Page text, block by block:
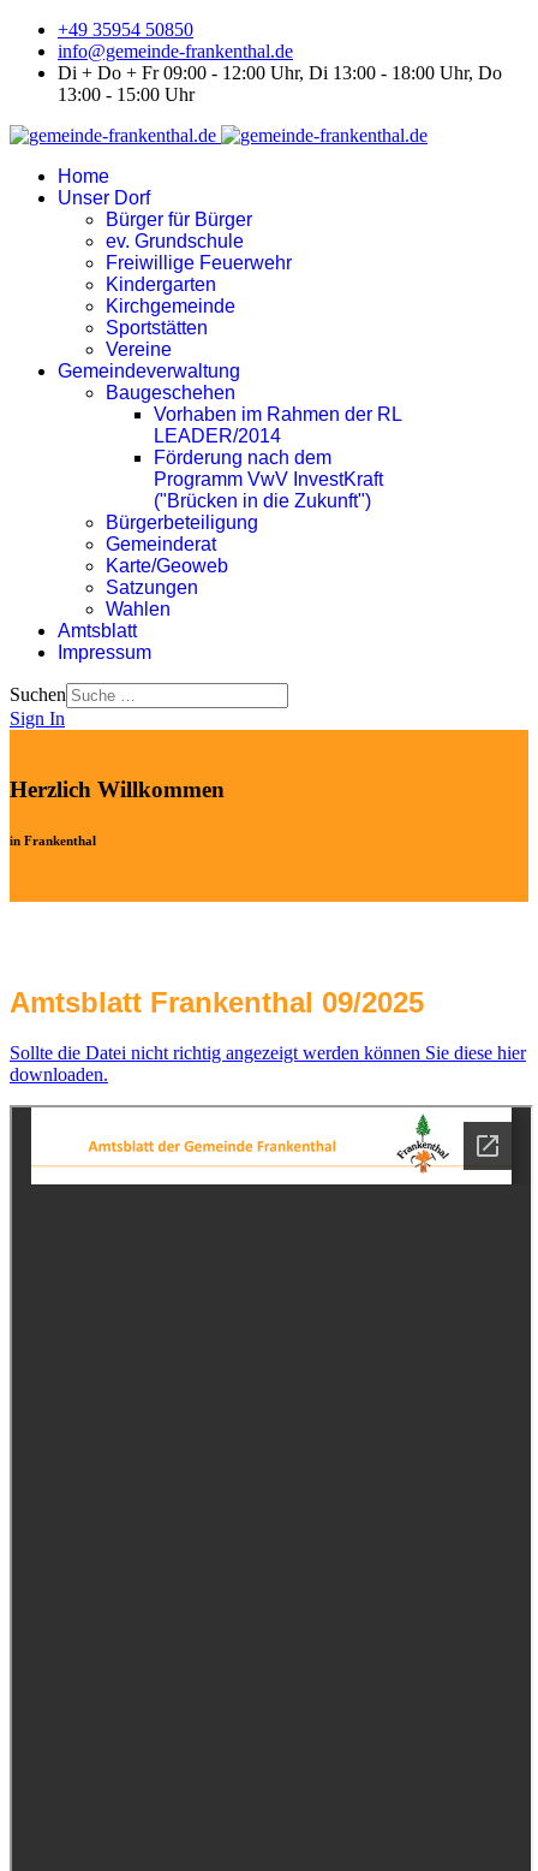
+49 35954 50850
info@gemeinde-frankenthal.de
Di + Do + Fr 09:00 - 12:00 Uhr, Di 13:00 - 18:00 Uhr, Do
13:00 - 15:00 Uhr
Home
Unser Dorf
Bürger für Bürger
ev. Grundschule
Freiwillige Feuerwehr
Kindergarten
Kirchgemeinde
Sportstätten
Vereine
Gemeindeverwaltung
Baugeschehen
Vorhaben im Rahmen der RL
LEADER/2014
Förderung nach dem
Programm VwV InvestKraft
("Brücken in die Zukunft")
Bürgerbeteiligung
Gemeinderat
Karte/Geoweb
Satzungen
Wahlen
Amtsblatt
Impressum
Suchen
Sign In
Herzlich Willkommen
in Frankenthal
Amtsblatt Frankenthal 09/2025
Sollte die Datei nicht richtig angezeigt werden können Sie diese hier
downloaden.